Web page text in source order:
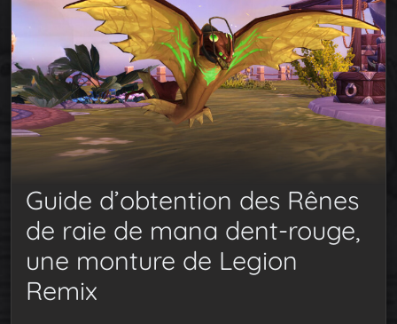
Guide d’obtention des Rênes
de raie de mana dent-rouge,
une monture de Legion
Remix